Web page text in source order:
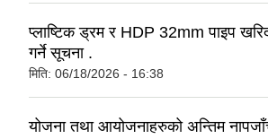
प्लाष्टिक ड्रम र HDP 32mm पाइप
गर्ने सूचना .
मिति: 06/18/2026 - 16:38
योजना तथा आयोजनाहरुको अन्तिम